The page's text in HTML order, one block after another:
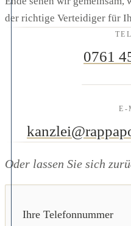
der richtige Verteidiger für
0761
E-
Oder lassen Sie sich
Ihre Telefonnummer